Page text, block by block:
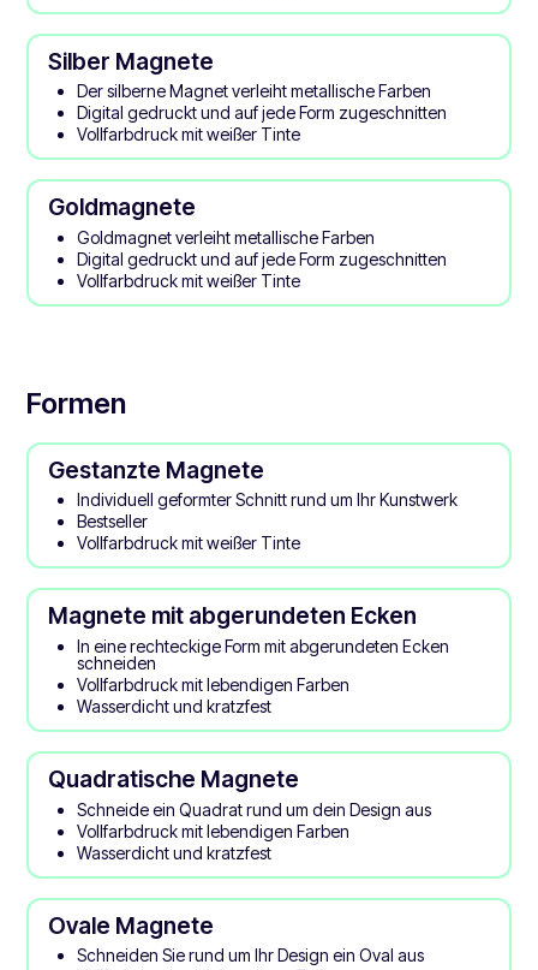
Silber Magnete
Der silberne Magnet verleiht metallische Farben
Digital gedruckt und auf jede Form zugeschnitten
Vollfarbdruck mit weißer Tinte
Goldmagnete
Goldmagnet verleiht metallische Farben
Digital gedruckt und auf jede Form zugeschnitten
Vollfarbdruck mit weißer Tinte
Formen
Gestanzte Magnete
Individuell geformter Schnitt rund um Ihr Kunstwerk
Bestseller
Vollfarbdruck mit weißer Tinte
Magnete mit abgerundeten Ecken
In eine rechteckige Form mit abgerundeten Ecken
schneiden
Vollfarbdruck mit lebendigen Farben
Wasserdicht und kratzfest
Quadratische Magnete
Schneide ein Quadrat rund um dein Design aus
Vollfarbdruck mit lebendigen Farben
Wasserdicht und kratzfest
Ovale Magnete
Schneiden Sie rund um Ihr Design ein Oval aus